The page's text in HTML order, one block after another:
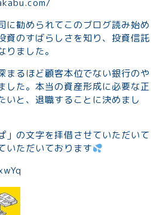
に勧められてこのブログ読み始め
資のすばらしさを知り、投資信託
ました。
まるほど顧客本位でない銀行のや
した。本当の資産形成に必要な正
いと、退職することに決めまし
」の文字を拝借させていただいて
いただいております